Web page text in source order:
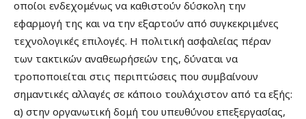
οποίοι ενδεχομένως να καθιστούν δύσκολη την
εφαρμογή της και να την εξαρτούν από συγκεκριμένες
τεχνολογικές επιλογές. Η πολιτική ασφαλείας πέραν
των τακτικών αναθεωρήσεών της, δύναται να
τροποποιείται στις περιπτώσεις που συμβαίνουν
σημαντικές αλλαγές σε κάποιο τουλάχιστον από τα εξής:
α) στην οργανωτική δομή του υπευθύνου επεξεργασίας,